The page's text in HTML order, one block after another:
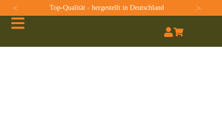
< Top-Qualität - hergestellt in Deutschland >